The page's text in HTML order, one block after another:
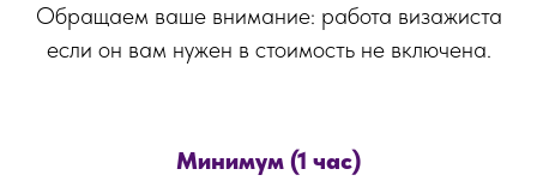
Обращаем ваше внимание: работа визажиста
если он вам нужен в стоимость не включена.
Минимум (1 час)